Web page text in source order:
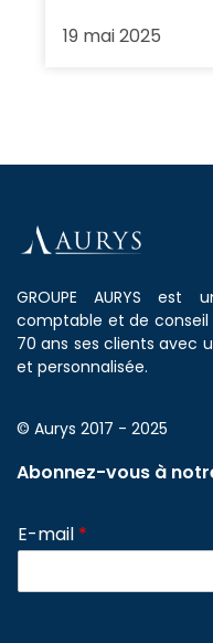
19 mai 2025
GROUPE AURYS est
comptable et de
70 ans ses clients avec
et personnalisée.
© Aurys 2017 - 2025
Abonnez-vous à
E-mail *